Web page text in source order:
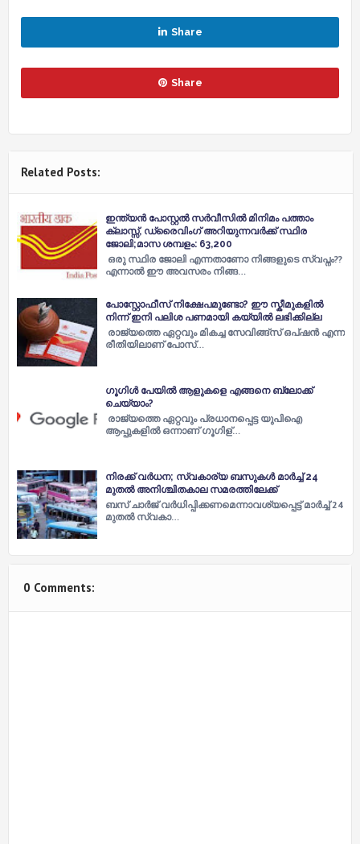
Share
Share
Related Posts:
ഇന്ത്യന്‍ പോസ്റ്റല്‍ സര്‍വീസില്‍ മിനിമം പത്താം
ക്ലാസ്സ്, ഡ്രൈവിംഗ് അറിയുന്നവർക്ക് സ്ഥിര
ജോലി;മാസ ശമ്പളം: 63,200
ഒരു സ്ഥിര ജോലി എന്നതാണോ നിങ്ങളുടെ സ്വപ്നം??
എന്നാൽ ഈ അവസരം നിങ്ങ…
പോസ്റ്റോഫീസ് നിക്ഷേപമുണ്ടോ? ഈ സ്കീമുകളില്‍
നിന്ന് ഇനി പലിശ പണമായി കയ്യില്‍ ലഭിക്കില്ല
രാജ്യത്തെ ഏറ്റവും മികച്ച സേവിങ്ങ്സ് ഒപ്ഷന്‍ എന്ന
രീതിയിലാണ് പോസ്…
ഗൂഗിള്‍ പേയില്‍ ആളുകളെ എങ്ങനെ ബ്ലോക്ക്
ചെയ്യാം?
രാജ്യത്തെ ഏറ്റവും പ്രധാനപ്പെട്ട യുപിഐ
ആപ്പുകളില്‍ ഒന്നാണ് ഗൂഗിള്…
നിരക്ക് വർധന; സ്വകാര്യ ബസുകൾ മാർച്ച് 24
മുതൽ അനിശ്ചിതകാല സമരത്തിലേക്ക്
ബസ് ചാര്‍ജ് വര്‍ധിപ്പിക്കണമെന്നാവശ്യപ്പെട്ട് മാര്‍ച്ച് 24
മുതല്‍ സ്വകാ…
0 Comments: